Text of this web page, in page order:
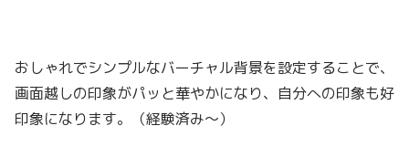
おしゃれでシンプルなバーチャル背景を設定することで、
画面越しの印象がパッと華やかになり、自分への印象も好
印象になります。（経験済み〜）